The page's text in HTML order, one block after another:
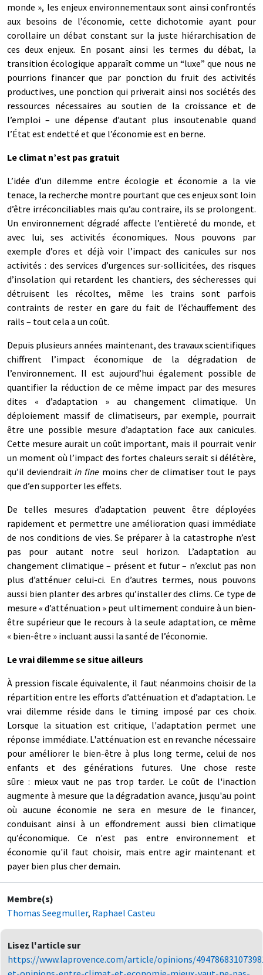
monde », les enjeux environnementaux sont ainsi confrontés
aux besoins de l’économie, cette dichotomie ayant pour
corollaire un débat constant sur la juste hiérarchisation de
ces deux enjeux. En posant ainsi les termes du débat, la
transition écologique apparaît comme un “luxe” que nous ne
pourrions financer que par ponction du fruit des activités
productives, une ponction qui priverait ainsi nos sociétés des
ressources nécessaires au soutien de la croissance et de
l’emploi – une dépense d’autant plus insoutenable quand
l’État est endetté et que l’économie est en berne.
Le climat n’est pas gratuit
L’idée d’un dilemme entre écologie et économie a la vie
tenace, la recherche montre pourtant que ces enjeux sont loin
d’être irréconciliables mais qu’au contraire, ils se prolongent.
Un environnement dégradé affecte l’entièreté du monde, et
avec lui, ses activités économiques. Nous pouvons par
exemple d’ores et déjà voir l’impact des canicules sur nos
activités : des services d’urgences sur-sollicitées, des risques
d’insolation qui retardent les chantiers, des sécheresses qui
détruisent les récoltes, même les trains sont parfois
contraints de rester en gare du fait de l’échauffement des
rails – tout cela a un coût.
Depuis plusieurs années maintenant, des travaux scientifiques
chiffrent l’impact économique de la dégradation de
l’environnement. Il est aujourd’hui également possible de
quantifier la réduction de ce même impact par des mesures
dites « d’adaptation » au changement climatique. Un
déploiement massif de climatiseurs, par exemple, pourrait
être une possible mesure d’adaptation face aux canicules.
Cette mesure aurait un coût important, mais il pourrait venir
un moment où l’impact des fortes chaleurs serait si délétère,
qu’il deviendraitin fine moins cher de climatiser tout le pays
que d’en supporter les effets.
De telles mesures d’adaptation peuvent être déployées
rapidement et permettre une amélioration quasi immédiate
de nos conditions de vies. Se préparer à la catastrophe n’est
pas pour autant notre seul horizon. L’adaptation au
changement climatique – présent et futur – n’exclut pas non
plus d’atténuer celui-ci. En d’autres termes, nous pouvons
aussi bien planter des arbres qu’installer des clims. Ce type de
mesure « d’atténuation » peut ultimement conduire à un bien-
être supérieur que le recours à la seule adaptation, ce même
« bien-être » incluant aussi la santé de l’économie.
Le vrai dilemme se situe ailleurs
À pression fiscale équivalente, il faut néanmoins choisir de la
répartition entre les efforts d’atténuation et d’adaptation. Le
vrai dilemme réside dans le timing imposé par ces choix.
Lorsque la situation est critique, l'adaptation permet une
réponse immédiate. L'atténuation est en revanche nécessaire
pour améliorer le bien-être à plus long terme, celui de nos
enfants et des générations futures. Une chose reste
sûre : mieux vaut ne pas trop tarder. Le coût de l'inaction
augmente à mesure que la dégradation avance, jusqu'au point
où aucune économie ne sera en mesure de le financer,
conduisant ainsi à un effondrement aussi bien climatique
qu’économique. Ce n'est pas entre environnement et
économie qu'il faut choisir, mais entre agir maintenant et
payer bien plus cher demain.
Membre(s)
Thomas Seegmuller, Raphael Casteu
Lisez l'article sur
https://www.laprovence.com/article/opinions/